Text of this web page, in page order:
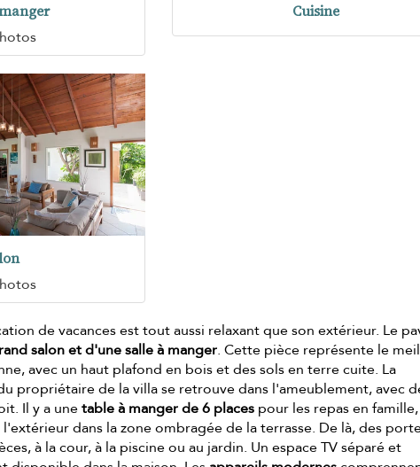
Cuisine
de vacances est tout aussi relaxant que son extérieur. Le
salon et d'une salle à manger. Cette pièce représente le
avec un haut plafond en bois et des sols en terre cuite. La
propriétaire de la villa se retrouve dans l'ameublement, avec
Il y a unetable à manger de 6 places pour les repas en
dans la zone ombragée de la terrasse. De là, des
à la cour, à la piscine ou au jardin. Un espace TV séparé et